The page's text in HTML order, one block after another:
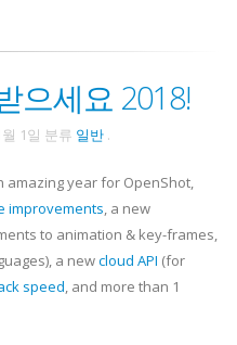
으세요 2018!
1일 분류 일반 .
amazing year for OpenShot,
improvements, a new
to animation & key-frames,
a newcloud API (for
speed, and more than 1